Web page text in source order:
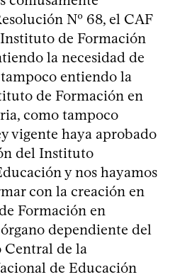
Nº 68, el CAF
de Formación
la necesidad de
entiendo la
de Formación en
como tampoco
vigente haya aprobado
del Instituto
y nos hayamos
con la creación en
Formación en
dependiente del
Central de la
de Educación